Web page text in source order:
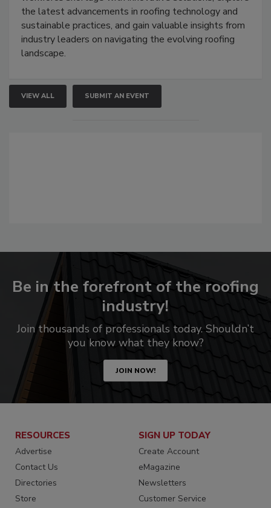
the latest advancements in roofing technology and
sustainable practices, and gain valuable insights from
industry leaders on navigating the evolving roofing
landscape.
VIEW ALL SUBMIT AN EVENT
Be in the forefront of the roofing
industry!
Join thousands of professionals today. Shouldn’t
you know what they know?
JOIN NOW!
RESOURCES
Advertise
Contact Us
Directories
Store
SIGN UP TODAY
Create Account
eMagazine
Newsletters
Customer Service